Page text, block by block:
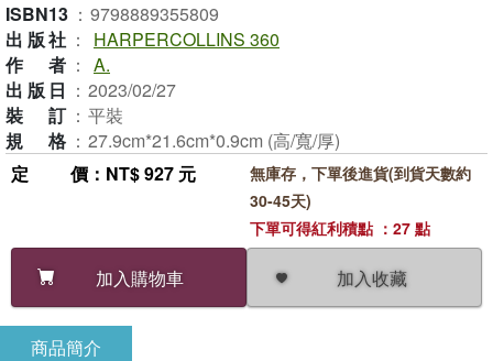
ISBN13 ： 9798889355809
出版社 ：
HARPERCOLLINS 360
作者 ： A.
出版日 ： 2023/02/27
裝訂 ： 平裝
規格 ： 27.9cm*21.6cm*0.9cm (高/寬/厚)
定價 ：NT$ 927 元
加入購物車 加入收藏
無庫存，下單後進貨(到貨天數約
30-45天)
下單可得紅利積點 ：27 點
商品簡介